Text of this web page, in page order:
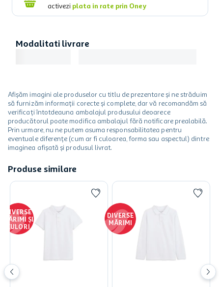
activezi plata in rate prin Oney
Modalitati livrare
Afișăm imagini ale produselor cu titlu de prezentare și ne străduim
să furnizăm informații corecte și complete, dar vă recomandăm să
verificați întotdeauna ambalajul produsului deoarece
producătorul poate modifica ambalajul fără notificare prealabilă.
Prin urmare, nu ne putem asuma responsabilitatea pentru
eventuale diferențe (cum ar fi culoarea, forma sau aspectul) dintre
imaginea afișată și produsul livrat.
Produse similare
DIVERSE
MĂRIMI ȘI
CULORI
DIVERSE
MĂRIMI